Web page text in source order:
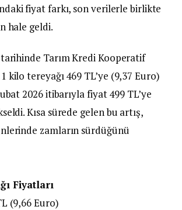
fiyat farkı, son verilerle birlikte
hale geldi.
tarihinde Tarım Kredi Kooperatif
kilo tereyağı 469 TL’ye (9,37 Euro)
2026 itibarıyla fiyat 499 TL’ye
Kısa sürede gelen bu artış,
zamların sürdüğünü
Fiyatları
(9,66 Euro)